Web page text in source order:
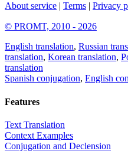
About service | Terms | Privacy
© PROMT, 2010 - 2026
English translation, Russian
translation, Korean translation,
translation
Spanish conjugation, English
Features
Text Translation
Context Examples
Conjugation and Declension